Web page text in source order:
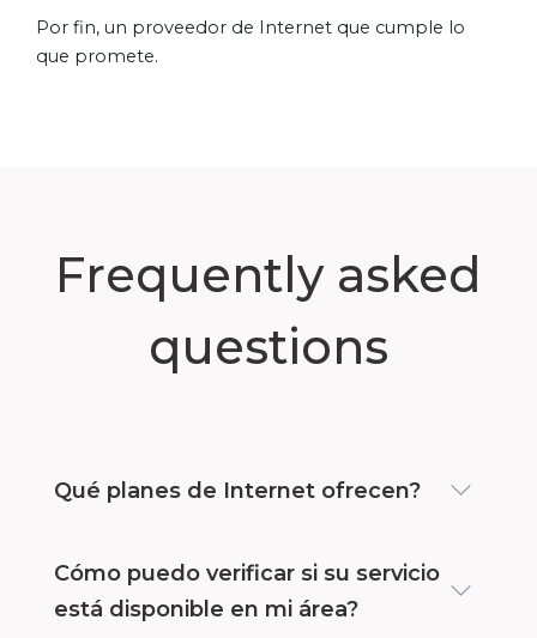
Por fin, un proveedor de Internet que cumple lo
que promete.
Frequently asked
questions
Qué planes de Internet ofrecen?
Cómo puedo verificar si su servicio
está disponible en mi área?